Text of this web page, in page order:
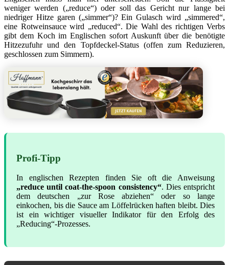
weniger werden („reduce“) oder soll das Gericht nur lange bei
niedriger Hitze garen („simmer“)? Ein Gulasch wird „simmered“,
eine Rotweinsauce wird „reduced“. Die Wahl des richtigen Verbs
gibt dem Koch im Englischen sofort Auskunft über die benötigte
Hitzezufuhr und den Topfdeckel-Status (offen zum Reduzieren,
geschlossen zum Simmern).
Profi-Tipp
In englischen Rezepten finden Sie oft die Anweisung
„reduce until coat-the-spoon consistency“. Dies entspricht
dem deutschen „zur Rose abziehen“ oder so lange
einkochen, bis die Sauce am Löffelrücken haften bleibt. Dies
ist ein wichtiger visueller Indikator für den Erfolg des
„Reducing“-Prozesses.